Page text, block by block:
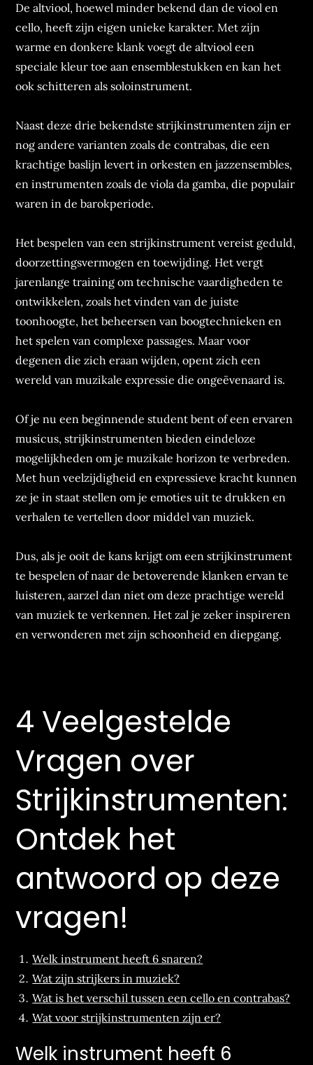
De altviool, hoewel minder bekend dan de viool en
cello, heeft zijn eigen unieke karakter. Met zijn
warme en donkere klank voegt de altviool een
speciale kleur toe aan ensemblestukken en kan het
ook schitteren als soloinstrument.
Naast deze drie bekendste strijkinstrumenten zijn er
nog andere varianten zoals de contrabas, die een
krachtige baslijn levert in orkesten en jazzensembles,
en instrumenten zoals de viola da gamba, die populair
waren in de barokperiode.
Het bespelen van een strijkinstrument vereist geduld,
doorzettingsvermogen en toewijding. Het vergt
jarenlange training om technische vaardigheden te
ontwikkelen, zoals het vinden van de juiste
toonhoogte, het beheersen van boogtechnieken en
het spelen van complexe passages. Maar voor
degenen die zich eraan wijden, opent zich een
wereld van muzikale expressie die ongeëvenaard is.
Of je nu een beginnende student bent of een ervaren
musicus, strijkinstrumenten bieden eindeloze
mogelijkheden om je muzikale horizon te verbreden.
Met hun veelzijdigheid en expressieve kracht kunnen
ze je in staat stellen om je emoties uit te drukken en
verhalen te vertellen door middel van muziek.
Dus, als je ooit de kans krijgt om een strijkinstrument
te bespelen of naar de betoverende klanken ervan te
luisteren, aarzel dan niet om deze prachtige wereld
van muziek te verkennen. Het zal je zeker inspireren
en verwonderen met zijn schoonheid en diepgang.
4 Veelgestelde
Vragen over
Strijkinstrumenten:
Ontdek het
antwoord op deze
vragen!
Welk instrument heeft 6 snaren?
Wat zijn strijkers in muziek?
Wat is het verschil tussen een cello en contrabas?
Wat voor strijkinstrumenten zijn er?
Welk instrument heeft 6